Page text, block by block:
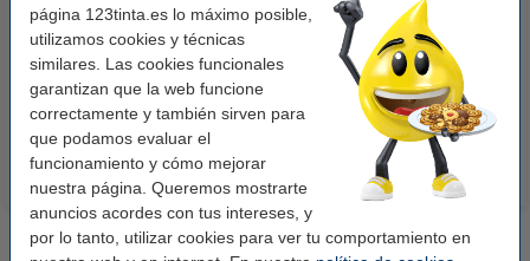
página 123tinta.es lo máximo posible,
utilizamos cookies y técnicas
similares. Las cookies funcionales
garantizan que la web funcione
correctamente y también sirven para
que podamos evaluar el
funcionamiento y cómo mejorar
nuestra página. Queremos mostrarte
anuncios acordes con tus intereses, y
por lo tanto, utilizar cookies para ver tu comportamiento en
123tinta Papel fotográfico
Premium Glossy brillo alto | 10 x
15 cm | 260g | 100 hojas
10,50 € Incl. 21% IVA
123tinta Pilas Alcalinas Xtreme
Power AA - LR06 - MN1500 - 24
unidades
14,50 € Incl. 21% IVA